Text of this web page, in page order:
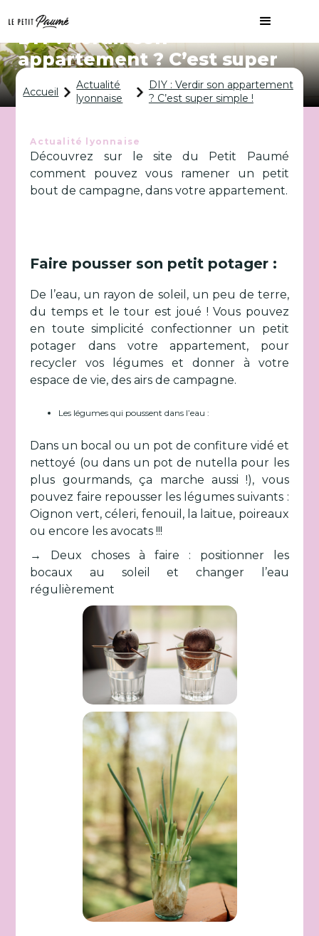
DIY : Verdir son
appartement ? C’est super
simple !
Accueil
Actualité
lyonnaise
DIY : Verdir son appartement
? C’est super simple !
Actualité lyonnaise
Découvrez sur le site du Petit Paumé
comment pouvez vous ramener un petit
bout de campagne, dans votre appartement.
Faire pousser son petit potager :
De l’eau, un rayon de soleil, un peu de terre,
du temps et le tour est joué ! Vous pouvez
en toute simplicité confectionner un petit
potager dans votre appartement, pour
recycler vos légumes et donner à votre
espace de vie, des airs de campagne.
Les légumes qui poussent dans l’eau :
Dans un bocal ou un pot de confiture vidé et
nettoyé (ou dans un pot de nutella pour les
plus gourmands, ça marche aussi !), vous
pouvez faire repousser les légumes suivants :
Oignon vert, céleri, fenouil, la laitue, poireaux
ou encore les avocats !!!
→ Deux choses à faire : positionner les
bocaux au soleil et changer l’eau
régulièrement